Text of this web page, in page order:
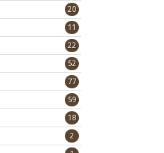
20
11
22
52
77
59
18
2